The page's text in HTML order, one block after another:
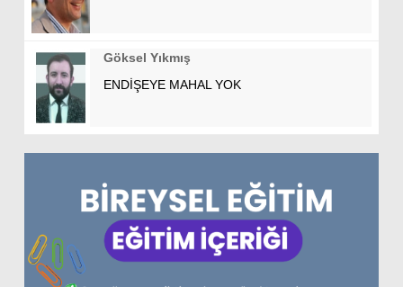
Göksel Yıkmış
ENDİŞEYE MAHAL YOK